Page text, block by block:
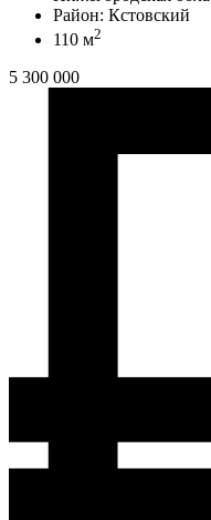
Район: Кстовский
110 м2
5 300 000